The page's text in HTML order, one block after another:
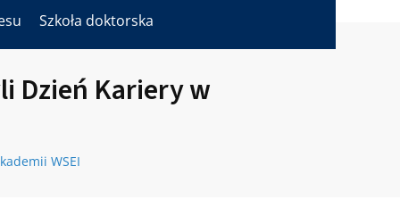
Szkoła doktorska
Dzień Kariery w
WSEI